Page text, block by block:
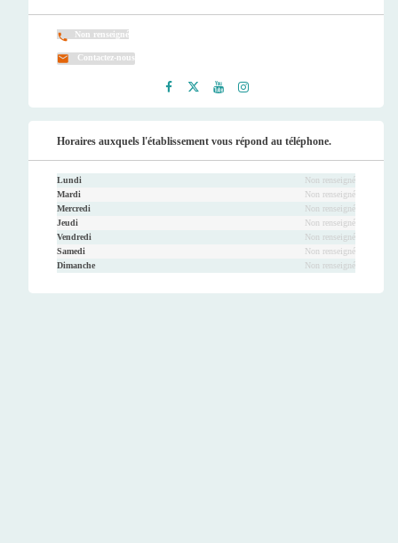
Non renseigné
Contactez-nous
ook
er
be
ram
Horaires auxquels l'établissement vous répond au téléphone.
Lundi
Non renseigné
Mardi
Non renseigné
Mercredi
Non renseigné
Jeudi
Non renseigné
Vendredi
Non renseigné
Samedi
Non renseigné
Dimanche
Non renseigné